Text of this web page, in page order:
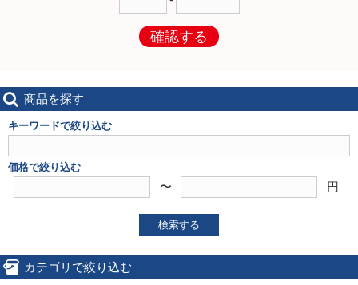
確認する
商品を探す
キーワードで絞り込む
価格で絞り込む
〜 円
検索する
カテゴリで絞り込む